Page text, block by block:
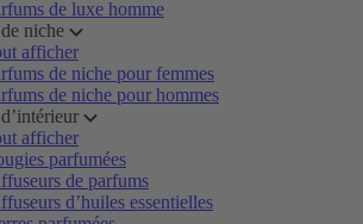
de luxe homme
niche
afficher
de niche pour femmes
de niche pour hommes
afficher
parfumées
de parfums
d’huiles essentielles